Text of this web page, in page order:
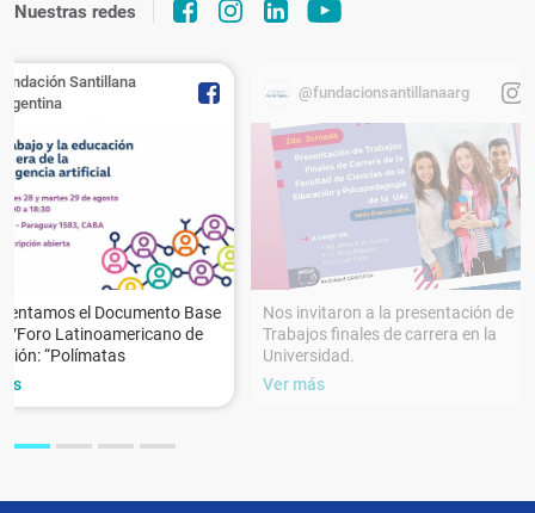
Nuestras redes
Santillana
el Documento Base
Latinoamericano de
“Polímatas
@fundacionsantillanaarg
Nos invitaron a la presentación de
Trabajos finales de carrera en la
Universidad.
Ver más